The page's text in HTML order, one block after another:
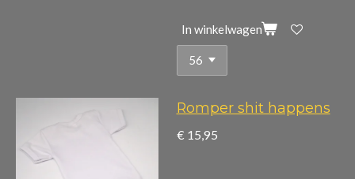
In winkelwagen
Romper shit happens
€ 15,95